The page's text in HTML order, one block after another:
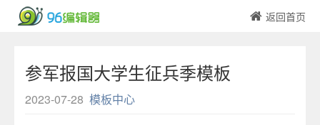
返回首页
参军报国大学生征兵季模板
2023-07-28 模板中心